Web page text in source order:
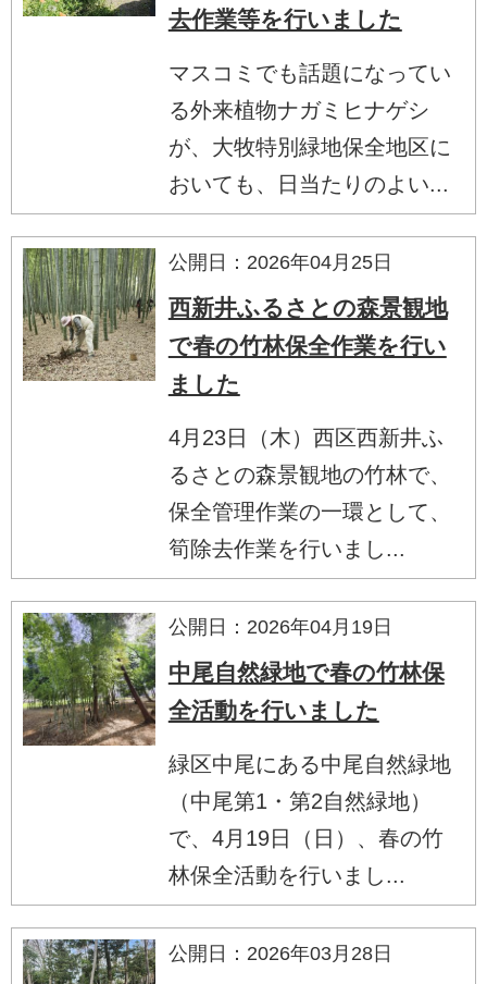
去作業等を行いました
マスコミでも話題になってい
る外来植物ナガミヒナゲシ
が、大牧特別緑地保全地区に
おいても、日当たりのよい...
公開日：2026年04月25日
西新井ふるさとの森景観地
で春の竹林保全作業を行い
ました
4月23日（木）西区西新井ふ
るさとの森景観地の竹林で、
保全管理作業の一環として、
筍除去作業を行いまし...
公開日：2026年04月19日
中尾自然緑地で春の竹林保
全活動を行いました
緑区中尾にある中尾自然緑地
（中尾第1・第2自然緑地）
で、4月19日（日）、春の竹
林保全活動を行いまし...
公開日：2026年03月28日